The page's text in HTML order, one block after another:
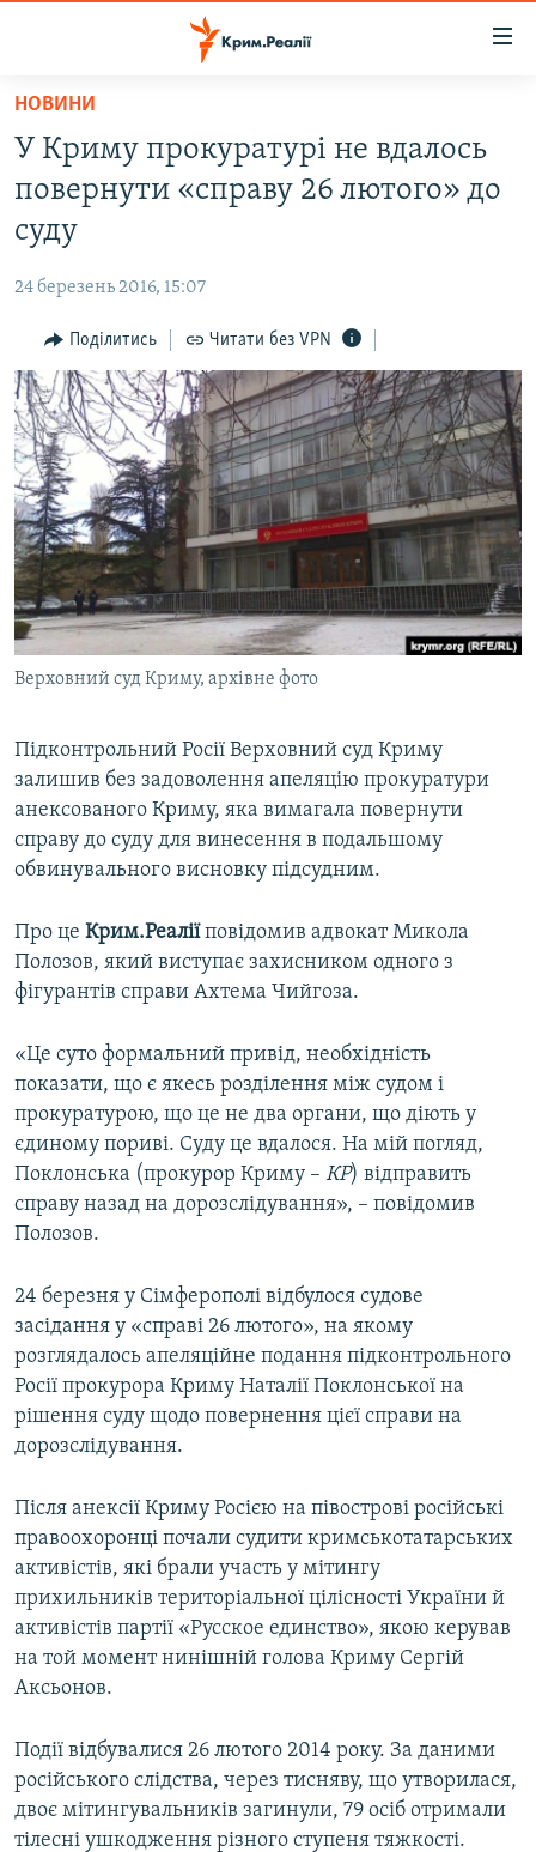
Перейти
основного
матеріалу
Перейти
до
основної
навігації
Перейти
до
пошуку
ВОДА.КРИМ
ВІДЕО ТА ФОТО
БЛОГИ
ПОГЛЯД
ІНТЕРВ'Ю
ВСЕ ЗА ДЕНЬ
СПЕЦПРОЕКТИ
ДЕПОРТАЦІЯ
ВІДЕОУРОКИ «ELIFBE»
СВІДЧЕННЯ ОКУПАЦІЇ
УКРАЇНСЬКА ПРОБЛЕМА КРИМУ
ІНФОГРАФІКА
ЯК ОБІЙТИ БЛОКУВАННЯ
Русский
Qırımtatar
ДОЛУЧАЙСЯ!
Усі сайти RFE/RL
НОВИНИ
У Криму прокуратурі не вдалось
повернути «справу 26 лютого» до
суду
24 березень 2016, 15:07
Поділитись Читати без VPN
Верховний суд Криму, архівне фото
Підконтрольний Росії Верховний суд Криму
залишив без задоволення апеляцію прокуратури
анексованого Криму, яка вимагала повернути
справу до суду для винесення в подальшому
обвинувального висновку підсудним.
Про це Крим.Реаліїповідомив адвокат Микола
Полозов, який виступає захисником одного з
фігурантів справи Ахтема Чийгоза.
«Це суто формальний привід, необхідність
показати, що є якесь розділення між судом і
прокуратурою, що це не два органи, що діють у
єдиному пориві. Суду це вдалося. На мій погляд,
Поклонська (прокурор Криму – КР) відправить
справу назад на дорозслідування», – повідомив
Полозов.
24 березня у Сімферополі відбулося судове
засідання у «справі 26 лютого», на якому
розглядалось апеляційне подання підконтрольного
Росії прокурора Криму Наталії Поклонської на
рішення суду щодо повернення цієї справи на
дорозслідування.
Після анексії Криму Росією на півострові російські
правоохоронці почали судити кримськотатарських
активістів, які брали участь у мітингу
прихильників територіальної цілісності України й
активістів партії «Русское единство», якою керував
на той момент нинішній голова Криму Сергій
Аксьонов.
Події відбувалися 26 лютого 2014 року. За даними
російського слідства, через тисняву, що утворилася,
двоє мітингувальників загинули, 79 осіб отримали
тілесні ушкодження різного ступеня тяжкості.